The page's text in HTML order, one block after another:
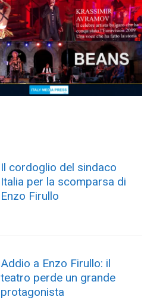
Il cordoglio del sindaco
Italia per la scomparsa di
Enzo Firullo
Addio a Enzo Firullo: il
teatro perde un grande
protagonista